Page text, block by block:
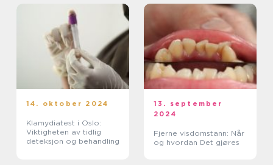
14. oktober 2024
Klamydiatest i Oslo:
Viktigheten av tidlig
deteksjon og behandling
13. september
2024
Fjerne visdomstann: Når
og hvordan Det gjøres